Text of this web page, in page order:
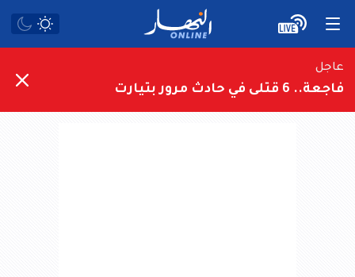
عاجل
فاجعة.. 6 قتلى في حادث مرور بتيارت